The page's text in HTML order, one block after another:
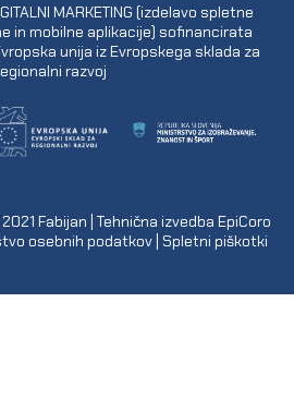
MARKETING (izdelavo spletne
in mobilne aplikacije) sofinancirata
unija iz Evropskega sklada za
razvoj
Fabijan | Tehnična izvedba EpiCoro
osebnih podatkov| Spletni piškotki